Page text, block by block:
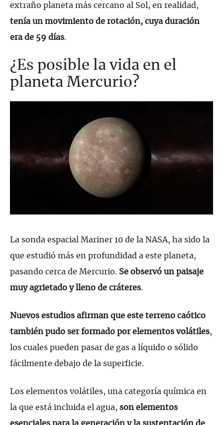
extraño planeta más cercano al Sol, en realidad,
tenía un movimiento de rotación, cuya duración
era de 59 días.
¿Es posible la vida en el
planeta Mercurio?
La sonda espacial Mariner 10 de la NASA, ha sido la
que estudió más en profundidad a este planeta,
pasando cerca de Mercurio. Se observó un paisaje
muy agrietado y lleno de cráteres.
Nuevos estudios afirman que este terreno caótico
también pudo ser formado por elementos volátiles,
los cuales pueden pasar de gas a líquido o sólido
fácilmente debajo de la superficie.
Los elementos volátiles, una categoría química en
la que está incluida el agua, son elementos